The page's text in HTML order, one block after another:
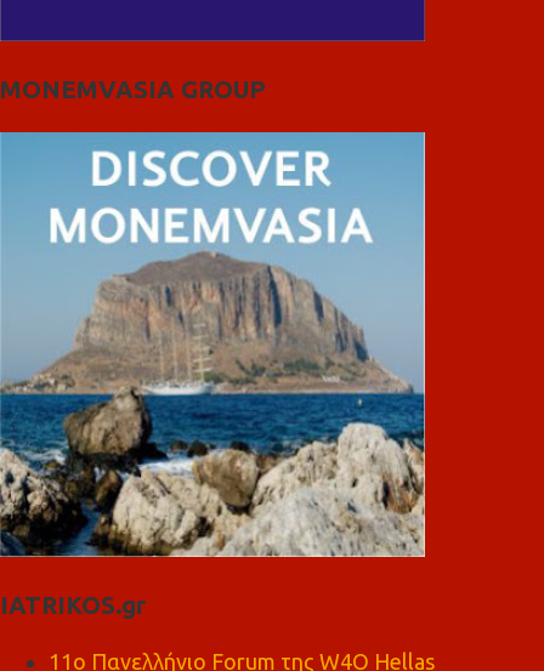
MONEMVASIA GROUP
IATRIKOS.gr
11ο Πανελλήνιο Forum της W4O Hellas